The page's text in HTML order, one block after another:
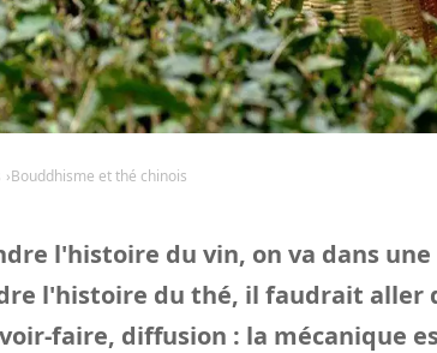
Bouddhisme et thé chinois
l'histoire du vin, on va dans une
l'histoire du thé, il faudrait aller
faire, diffusion : la mécanique